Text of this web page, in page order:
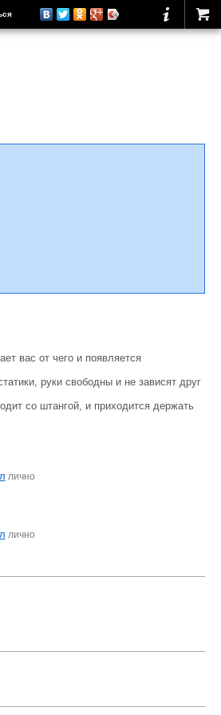
вас от чего и появляется
руки свободны и не зависят друг
со штангой, и приходится держать
лично
лично